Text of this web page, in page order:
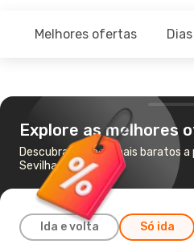
Melhores ofertas
Explore as melhores
Descubra os voos mais baratos a
Sevilha para Ibiza
Ida e volta Só ida